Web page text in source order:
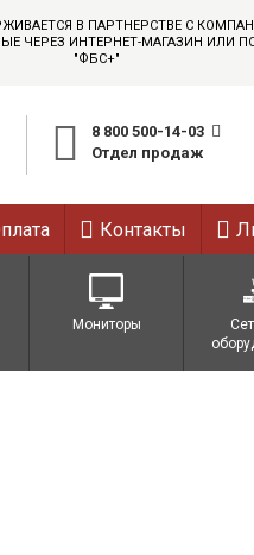
В ПАРТНЕРСТВЕ С
ЧЕРЕЗ ИНТЕРНЕТ-МАГАЗИН
"ФБС+"
8 800 500-14-03
Отдел продаж
Контакты
Мониторы